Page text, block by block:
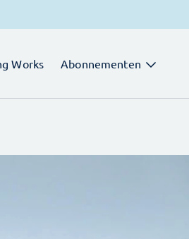
Works Abonnementen